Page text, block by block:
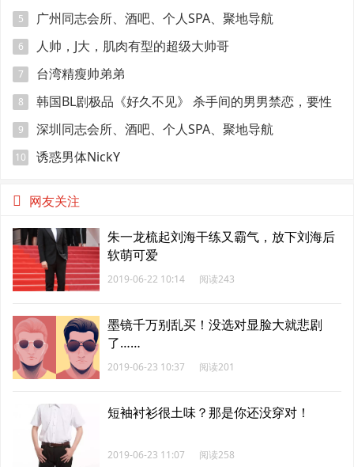
5 广州同志会所、酒吧、个人SPA、聚地导航
6 人帅，J大，肌肉有型的超级大帅哥
7 台湾精瘦帅弟弟
8
韩国BL剧极品《好久不见》 杀手间的男男禁恋，要性
命还是爱情？
9 深圳同志会所、酒吧、个人SPA、聚地导航
10 诱惑男体NickY
网友关注
朱一龙梳起刘海干练又霸气，放下刘海后
软萌可爱
2019-06-22 10:14 阅读243
墨镜千万别乱买！没选对显脸大就悲剧
了……
2019-06-23 10:37 阅读201
短袖衬衫很土味？那是你还没穿对！
2019-06-23 11:07 阅读258